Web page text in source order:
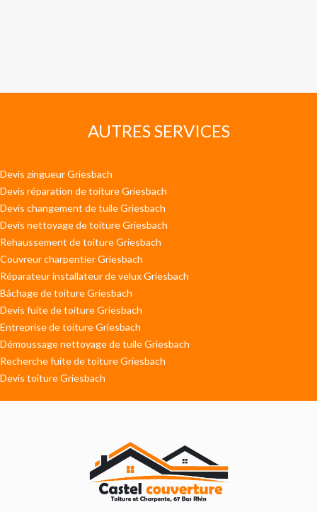
AUTRES SERVICES
Devis zingueur Griesbach
Devis réparation de toiture Griesbach
Devis changement de tuile Griesbach
Devis nettoyage de toiture Griesbach
Rehaussement de toiture Griesbach
Couvreur charpentier Griesbach
Réparateur installateur de velux Griesbach
Bâchage de toiture Griesbach
Devis fuite de toiture Griesbach
Entreprise de toiture Griesbach
Démoussage nettoyage de tuile Griesbach
Recherche fuite de toiture Griesbach
Devis toiture Griesbach